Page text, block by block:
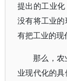
提出的工业
没有将工业
有把工业的现
那么，农
业现代化的